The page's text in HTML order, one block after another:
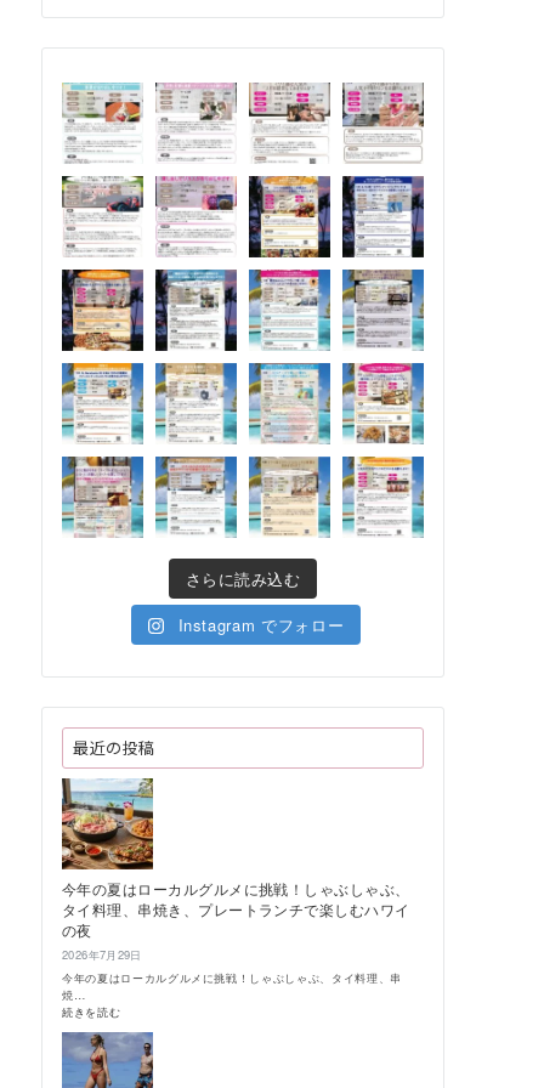
さらに読み込む
Instagram でフォロー
最近の投稿
今年の夏はローカルグルメに挑戦！しゃぶしゃぶ、
タイ料理、串焼き、プレートランチで楽しむハワイ
の夜
2026年7月29日
今年の夏はローカルグルメに挑戦！しゃぶしゃぶ、タイ料理、串
焼…
続きを読む:
年
の